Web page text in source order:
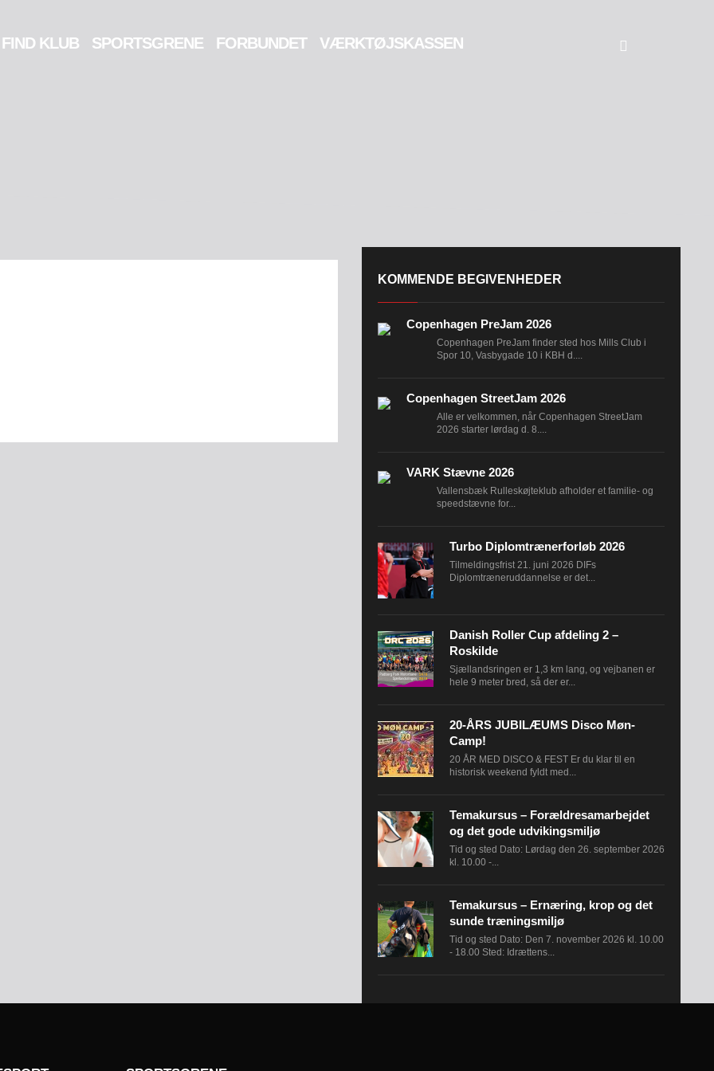
FIND KLUB SPORTSGRENE FORBUNDET
VÆRKTØJSKASSEN
KOMMENDE BEGIVENHEDER
Copenhagen PreJam 2026
Copenhagen PreJam finder sted hos Mills Club i
Spor 10, Vasbygade 10 i KBH d....
Copenhagen StreetJam 2026
Alle er velkommen, når Copenhagen StreetJam
2026 starter lørdag d. 8....
VARK Stævne 2026
Vallensbæk Rulleskøjteklub afholder et familie- og
speedstævne for...
Turbo Diplomtrænerforløb 2026
Tilmeldingsfrist 21. juni 2026 DIFs
Diplomtræneruddannelse er det...
Danish Roller Cup afdeling 2 –
Roskilde
Sjællandsringen er 1,3 km lang, og vejbanen er
hele 9 meter bred, så der er...
20-ÅRS JUBILÆUMS Disco Møn-
Camp!
20 ÅR MED DISCO & FEST Er du klar til en
historisk weekend fyldt med...
Temakursus – Forældresamarbejdet
og det gode udvikingsmiljø
Tid og sted Dato: Lørdag den 26. september 2026
kl. 10.00 -...
Temakursus – Ernæring, krop og det
sunde træningsmiljø
Tid og sted Dato: Den 7. november 2026 kl. 10.00
- 18.00 Sted: Idrættens...